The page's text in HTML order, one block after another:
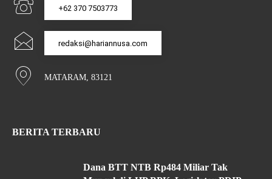
+62 370 7503773
redaksi@hariannusa.com
MATARAM, 83121
BERITA TERBARU
Dana BTT NTB Rp484 Miliar Tak